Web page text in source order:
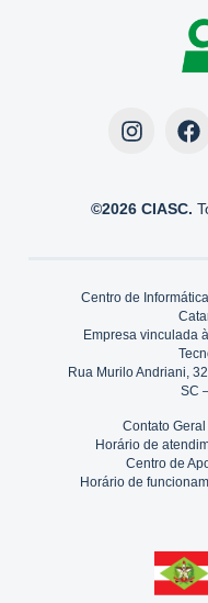
©2026 CIASC.
Centro de
Empresa vinculada
Rua Murilo Andriani,
SC
Contato
Horário de
Centro de
Horário de